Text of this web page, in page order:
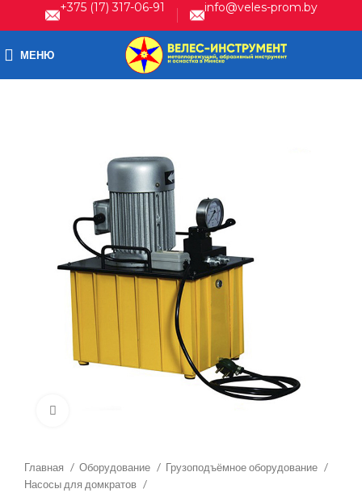
+375 (17) 317-06-91 info@veles-prom.by
МЕНЮ
Главная Оборудование
Грузоподъёмное оборудование
Насосы для домкратов